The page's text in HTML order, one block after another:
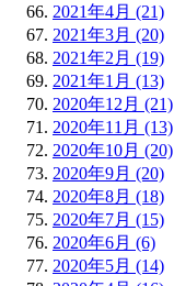
2021年4月 (21)
2021年3月 (20)
2021年2月 (19)
2021年1月 (13)
2020年12月 (21)
2020年11月 (13)
2020年10月 (20)
2020年9月 (20)
2020年8月 (18)
2020年7月 (15)
2020年6月 (6)
2020年5月 (14)